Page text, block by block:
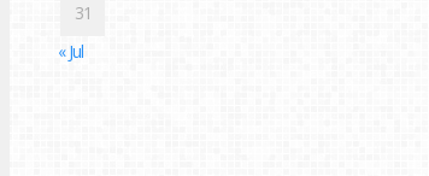
31
« Jul